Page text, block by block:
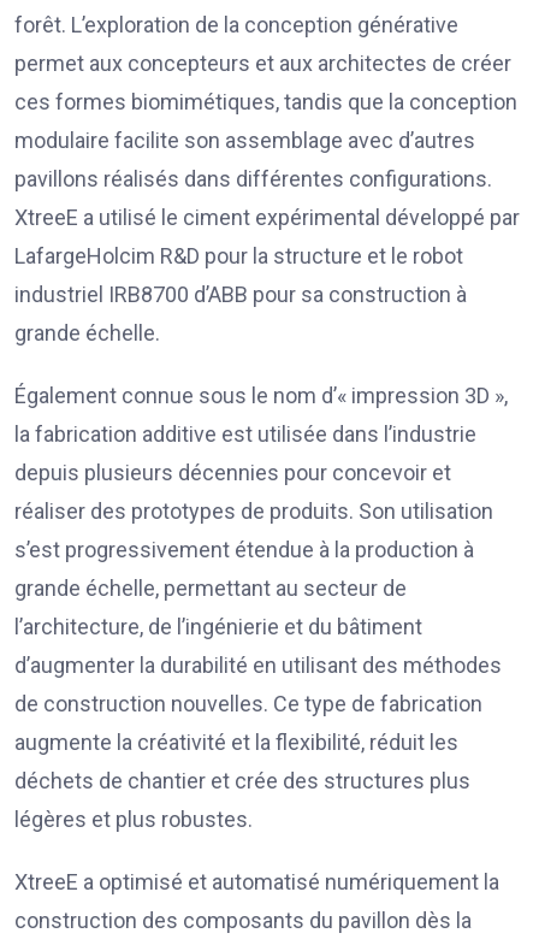
forêt. L’exploration de la conception générative
permet aux concepteurs et aux architectes de créer
ces formes biomimétiques, tandis que la conception
modulaire facilite son assemblage avec d’autres
pavillons réalisés dans différentes configurations.
XtreeE a utilisé le ciment expérimental développé par
LafargeHolcim R&D pour la structure et le robot
industriel IRB8700 d’ABB pour sa construction à
grande échelle.
Également connue sous le nom d’« impression 3D »,
la fabrication additive est utilisée dans l’industrie
depuis plusieurs décennies pour concevoir et
réaliser des prototypes de produits. Son utilisation
s’est progressivement étendue à la production à
grande échelle, permettant au secteur de
l’architecture, de l’ingénierie et du bâtiment
d’augmenter la durabilité en utilisant des méthodes
de construction nouvelles. Ce type de fabrication
augmente la créativité et la flexibilité, réduit les
déchets de chantier et crée des structures plus
légères et plus robustes.
XtreeE a optimisé et automatisé numériquement la
construction des composants du pavillon dès la